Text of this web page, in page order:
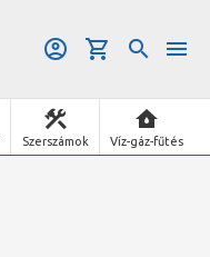
Szerszámok Víz-gáz-fűtés